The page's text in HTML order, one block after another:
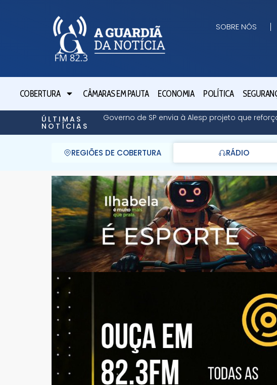
SOBRE NÓS
COBERTURA CÂMARAS EM PAUTA ECONOMIA POLÍTICA
ÚLTIMAS
NOTÍCIAS
Governo de SP envia à Alesp projeto que
REGIÕES DE COBERTURA RÁDIO